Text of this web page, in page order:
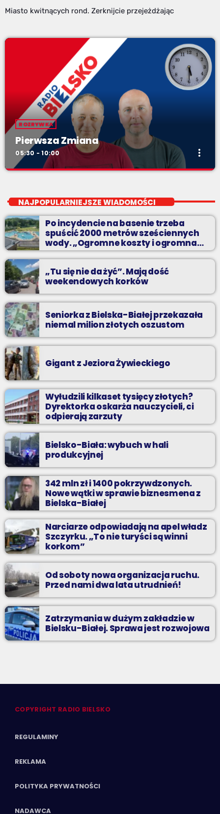
Miasto kwitnących rond. Zerknijcie przejeżdżając
ROZRYWKA
Pierwsza Zmiana
05:30 - 10:00 more_vert
od poniedziałku do piątku od 5:30
Codziennie od poniedziałku do piątku od 5:30 do 10.
NAJPOPULARNIEJSZE WIADOMOŚCI
Po incydencie na basenie trzeba
spuścić 2000 metrów sześciennych
wody. „Ogromne koszty i ogromna
praca”
„Tu się nie da żyć”. Mają dość
weekendowych korków
Seniorka z Bielska-Białej przekazała
niemal milion złotych oszustom
Gigant z Jeziora Żywieckiego
Wyłudzili kilkaset tysięcy złotych?
Dyrektorka oskarża nauczycieli, ci
odpierają zarzuty
Bielsko-Biała: wybuch w hali
produkcyjnej
342 mln zł i 1400 pokrzywdzonych.
Nowe wątki w sprawie biznesmena z
Bielska-Białej
Narciarze odpowiadają na apel władz
Szczyrku. „To nie turyści są winni
korkom”
Od soboty nowa organizacja ruchu.
Przed nami dwa lata utrudnień!
Zatrzymania w dużym zakładzie w
Bielsku-Białej. Sprawa jest rozwojowa
COPYRIGHT RADIO BIELSKO
REGULAMINY
REKLAMA
POLITYKA PRYWATNOŚCI
NADAWCA